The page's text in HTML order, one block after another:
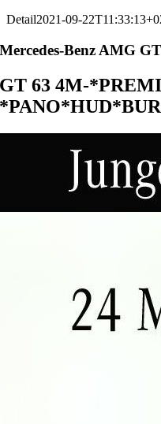
Detail2021-09-
Mercedes-Benz AMG GT
GT 63 4M-